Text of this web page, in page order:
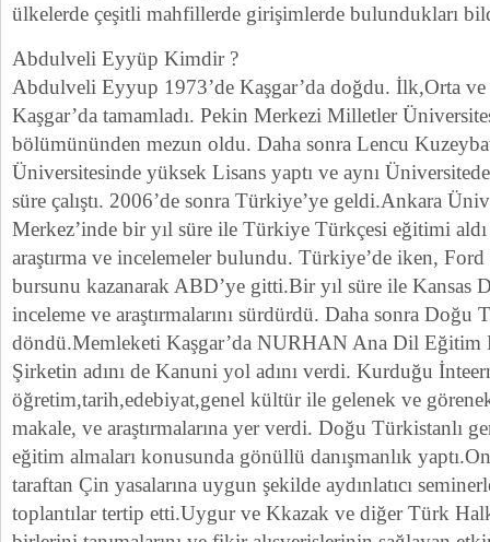
ülkelerde çeşitli mahfillerde girişimlerde bulundukları
Abdulveli Eyyüp Kimdir ?
Abdulveli Eyyup 1973’de Kaşgar’da doğdu. İlk,Orta
Kaşgar’da tamamladı. Pekin Merkezi Milletler
bölümününden mezun oldu. Daha sonra Lencu
Üniversitesinde yüksek Lisans yaptı ve aynı
süre çalıştı. 2006’de sonra Türkiye’ye geldi.Ankara
Merkez’inde bir yıl süre ile Türkiye Türkçesi eğitimi
araştırma ve incelemeler bulundu. Türkiye’de iken, Ford
bursunu kazanarak ABD’ye gitti.Bir yıl süre ile Kansas
inceleme ve araştırmalarını sürdürdü. Daha sonra Doğu
döndü.Memleketi Kaşgar’da NURHAN Ana Dil Eğitim
Şirketin adını de Kanuni yol adını verdi. Kurduğu
öğretim,tarih,edebiyat,genel kültür ile gelenek ve
makale, ve araştırmalarına yer verdi. Doğu Türkistanlı
eğitim almaları konusunda gönüllü danışmanlık
taraftan Çin yasalarına uygun şekilde aydınlatıcı
toplantılar tertip etti.Uygur ve Kkazak ve diğer Türk